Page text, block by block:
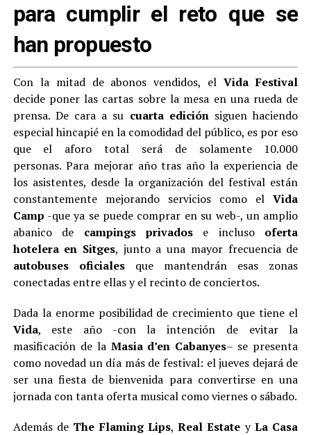
para cumplir el reto que se
han propuesto
Con la mitad de abonos vendidos, elVida Festival
decide poner las cartas sobre la mesa en una rueda de
prensa. De cara a su cuarta ediciónsiguen haciendo
especial hincapié en la comodidad del público, es por eso
que el aforo total será de solamente 10.000
personas. Para mejorar año tras año la experiencia de
los asistentes, desde la organización del festival están
constantemente mejorando servicios como elVida
Camp -que ya se puede comprar en su web-, un amplio
abanico de campings privados e incluso oferta
hotelera en Sitges, junto a una mayor frecuencia de
autobuses oficialesque mantendrán esas zonas
conectadas entre ellas y el recinto de conciertos.
Dada la enorme posibilidad de crecimiento que tiene el
Vida, este año -con la intención de evitar la
masificación de la Masia d’en Cabanyes– se presenta
como novedad un día más de festival: el jueves dejará de
ser una fiesta de bienvenida para convertirse en una
jornada con tanta oferta musical como viernes o sábado.
Además de The Flaming Lips,Real Estate yLa Casa